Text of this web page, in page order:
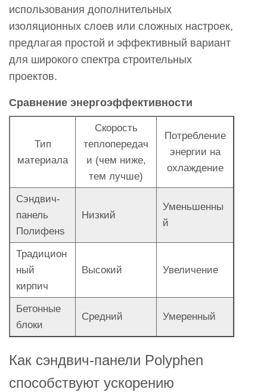
использования дополнительных
изоляционных слоев или сложных настроек,
предлагая простой и эффективный вариант
для широкого спектра строительных
проектов.
Сравнение энергоэффективности
Тип
материала
Скорость
теплопередач
и (чем ниже,
тем лучше)
Потребление
энергии на
охлаждение
Сэндвич-
панель
Полифенs
Низкий
Уменьшенны
й
Традицион
ный
кирпич
Высокий Увеличение
Бетонные
блоки
Средний Умеренный
Как сэндвич-панели Polyphen
способствуют ускорению